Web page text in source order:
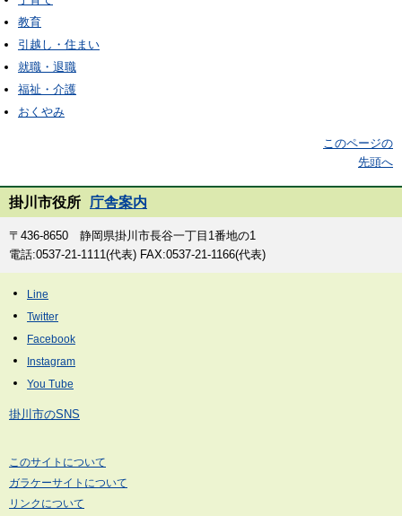
教育
引越し・住まい
就職・退職
福祉・介護
おくやみ
このページの
先頭へ
掛川市役所 庁舎案内
〒436-8650 静岡県掛川市長谷一丁目1番地の1
電話:0537-21-1111(代表) FAX:0537-21-1166(代表)
掛川市のSNS
このサイトについて
ガラケーサイトについて
リンクについて